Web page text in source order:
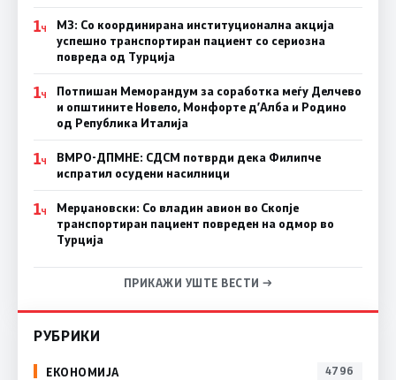
1Ч
МЗ: Со координирана институционална акција
успешно транспортиран пациент со сериозна
повреда од Турција
1Ч
Потпишан Меморандум за соработка меѓу Делчево
и општините Новело, Монфорте д’Алба и Родино
од Република Италија
1Ч
ВМРО-ДПМНЕ: СДСM потврди дека Филипче
испратил осудени насилници
1Ч
Мерџановски: Со владин авион во Скопје
транспортиран пациент повреден на одмор во
Турција
ПРИКАЖИ УШТЕ ВЕСТИ →
РУБРИКИ
ЕКОНОМИЈА 4796